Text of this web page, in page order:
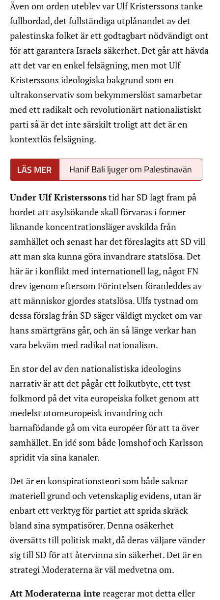
Även om orden uteblev var Ulf Kristerssons tanke
fullbordad, det fullständiga utplånandet av det
palestinska folket är ett godtagbart nödvändigt ont
för att garantera Israels säkerhet. Det går att hävda
att det var en enkel felsägning, men mot Ulf
Kristerssons ideologiska bakgrund som en
ultrakonservativ som bekymmerslöst samarbetar
med ett radikalt och revolutionärt nationalistiskt
parti så är det inte särskilt troligt att det är en
kontextlös felsägning.
Hanif Bali ljuger om Palestinavän
Under Ulf Kristerssonstid har SD lagt fram på
bordet att asylsökande skall förvaras i former
liknande koncentrationsläger avskilda från
samhället och senast har det föreslagits att SD vill
att man ska kunna göra invandrare statslösa. Det
här är i konflikt med internationell lag, något FN
drev igenom eftersom Förintelsen föranleddes av
att människor gjordes statslösa. Ulfs tystnad om
dessa förslag från SD säger väldigt mycket om var
hans smärtgräns går, och än så länge verkar han
vara bekväm med radikal nationalism.
En stor del av den nationalistiska ideologins
narrativ är att det pågår ett folkutbyte, ett tyst
folkmord på det vita europeiska folket genom att
medelst utomeuropeisk invandring och
barnafödande gå om vita européer för att ta över
samhället. En idé som både Jomshof och Karlsson
spridit via sina kanaler.
Det är en konspirationsteori som både saknar
materiell grund och vetenskaplig evidens, utan är
enbart ett verktyg för partiet att sprida skräck
bland sina sympatisörer. Denna osäkerhet
översätts till politisk makt, då deras väljare vänder
sig till SD för att återvinna sin säkerhet. Det är en
strategi Moderaterna är väl medvetna om.
Att Moderaterna inte reagerar mot detta eller